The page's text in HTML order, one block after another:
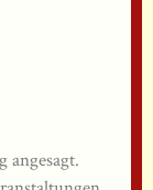
angesagt.